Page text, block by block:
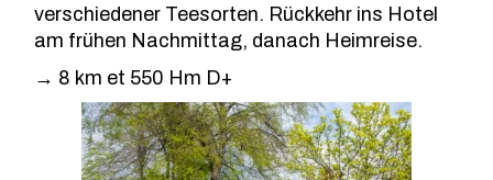
verschiedener Teesorten. Rückkehr ins Hotel
am frühen Nachmittag, danach Heimreise.
→ 8 km et 550 Hm D+